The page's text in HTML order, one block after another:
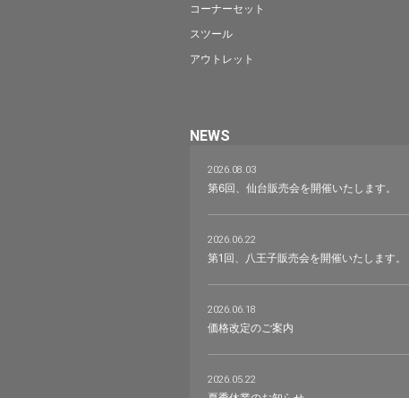
コーナーセット
スツール
アウトレット
NEWS
2026.08.03
第6回、仙台販売会を開催いたします。
2026.06.22
第1回、八王子販売会を開催いたします。
2026.06.18
価格改定のご案内
2026.05.22